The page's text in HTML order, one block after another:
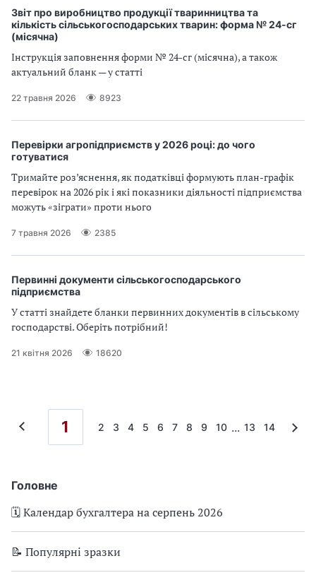
Головне
🗓️ Календар бухгалтера на серпень 2026
📝 Популярні зразки
Звіт про виробництво продукції тваринництва та
кількість сільськогосподарських тварин: форма № 24-сг
(місячна)
Інструкція заповнення форми № 24-сг (місячна), а також
актуальний бланк — у статті
22 травня 2026 8923
Перевірки агропідприємств у 2026 році: до чого
готуватися
Тримайте роз’яснення, як податківці формують план-графік
перевірок на 2026 рік і які показники діяльності підприємства
можуть «зіграти» проти нього
7 травня 2026 2385
Первинні документи сільськогосподарського
підприємства
У статті знайдете бланки первинних документів в сільському
господарстві. Оберіть потрібний!
21 квітня 2026 18620
1 2 3 4 5 6 7 8 9 10 ... 13 14